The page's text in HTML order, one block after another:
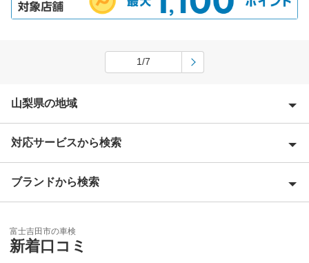
1/7
山梨県の地域
上野原市
甲斐市
北都留郡
甲州市
対応サービスから検索
Award 受賞店
特典あり
ブランドから検索
「車検の速太郎」
富士吉田市の車検
新着口コミ